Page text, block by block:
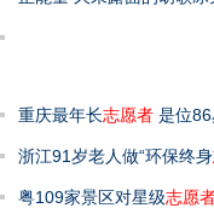
重庆最年长志愿者 是位86
浙江91岁老人做“环保终身
粤109家景区对星级志愿